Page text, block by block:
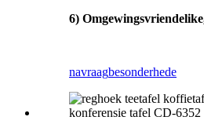
6)
navraagbesonderhede